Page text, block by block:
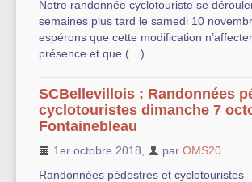
Notre randonnée cyclotouriste se
semaines plus tard le samedi 10
espérons que cette modification
présence et que (…)
SCBellevillois : Randonnées
cyclotouristes dimanche 7
Fontainebleau
1er octobre 2018 par OMS20
Randonnées pédestres et cyclotouristes